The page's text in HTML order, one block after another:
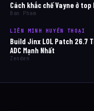
Cách khắc chế Vayne ở
Ban Pham
LIÊN MINH HUYỀN THOẠI
Build Jinx LOL Patch 26.7
ADC Mạnh Nhất
Zenden